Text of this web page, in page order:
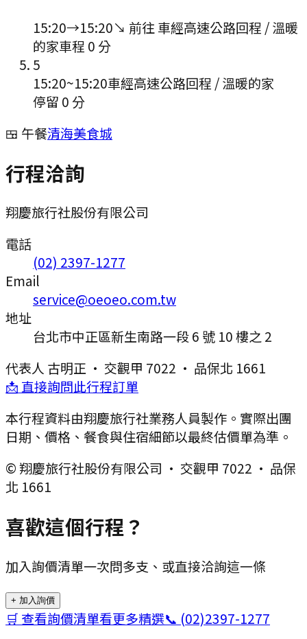
15:20→15:20↘ 前往 車經高速公路回程 / 溫暖
的家車程 0 分
5
15:20~15:20車經高速公路回程 / 溫暖的家
停留 0 分
🍱 午餐清海美食城
行程洽詢
翔慶旅行社股份有限公司
電話
(02) 2397-1277
Email
service@oeoeo.com.tw
地址
台北市中正區新生南路一段 6 號 10 樓之 2
代表人 古明正 · 交觀甲 7022 · 品保北 1661
📩 直接詢問此行程訂單
本行程資料由翔慶旅行社業務人員製作。實際出團
日期、價格、餐食與住宿細節以最終估價單為準。
© 翔慶旅行社股份有限公司 · 交觀甲 7022 · 品保
北 1661
喜歡這個行程？
加入詢價清單一次問多支、或直接洽詢這一條
+ 加入詢價
🛒 查看詢價清單看更多精選📞 (02)2397-1277